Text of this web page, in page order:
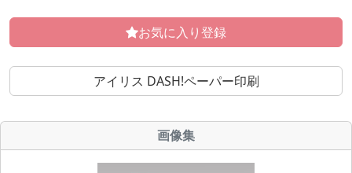
お気に入り登録
アイリス DASH!ペーパー印刷
画像集